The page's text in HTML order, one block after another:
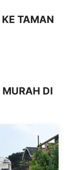
TAMAN
MURAH DI